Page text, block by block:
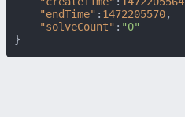
"endTime" : 1472205570,
"solveCount" : "0"
}